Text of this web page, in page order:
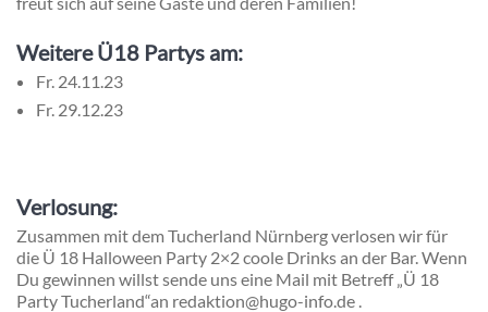
Weitere Ü18 Partys am:
Fr. 24.11.23
Fr. 29.12.23
Verlosung:
Zusammen mit dem Tucherland Nürnberg verlosen wir für
die Ü 18 Halloween Party 2×2 coole Drinks an der Bar. Wenn
Du gewinnen willst sende uns eine Mail mit Betreff „Ü 18
Party Tucherland“an redaktion@hugo-info.de .